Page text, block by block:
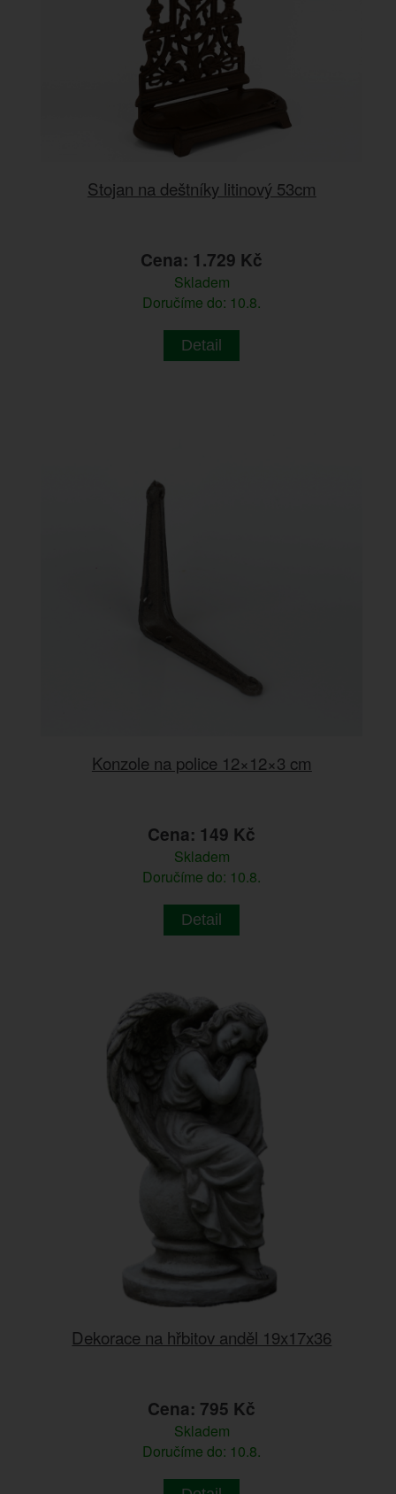
Stojan na deštníky litinový 53cm
Cena: 1.729 Kč
Skladem
Doručíme do: 10.8.
Detail
Konzole na police 12×12×3 cm
Cena: 149 Kč
Skladem
Doručíme do: 10.8.
Detail
Dekorace na hřbitov anděl 19x17x36
Cena: 795 Kč
Skladem
Doručíme do: 10.8.